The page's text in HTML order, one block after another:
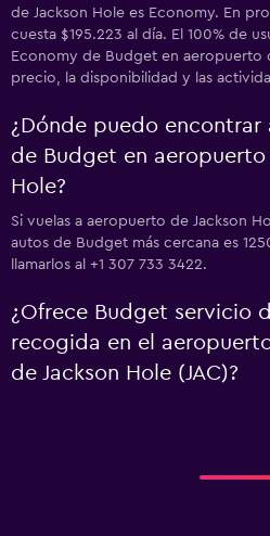
de Jackson Hole es Economy. En
cuesta $195.223 al día. El 100% de
Economy de Budget en aeropuerto
precio, la disponibilidad y las
¿Dónde puedo encontrar
de Budget en aeropuerto
Hole?
Si vuelas a aeropuerto de Jackson
autos de Budget más cercana es
llamarlos al +1 307 733 3422.
¿Ofrece Budget servicio
recogida en el
de Jackson Hole (JAC)?